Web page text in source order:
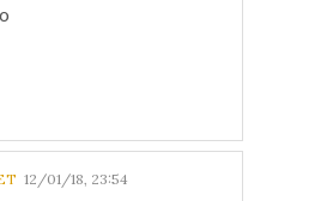
12/01/18, 23:54